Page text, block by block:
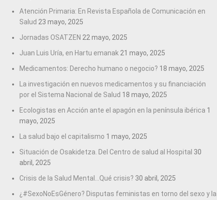
Atención Primaria: En Revista Española de Comunicación en
Salud 23 mayo, 2025
Jornadas OSATZEN 22 mayo, 2025
Juan Luis Uría, en Hartu emanak 21 mayo, 2025
Medicamentos: Derecho humano o negocio? 18 mayo, 2025
La investigación en nuevos medicamentos y su financiación
por el Sistema Nacional de Salud 18 mayo, 2025
Ecologistas en Acción ante el apagón en la península ibérica 1
mayo, 2025
La salud bajo el capitalismo 1 mayo, 2025
Situación de Osakidetza. Del Centro de salud al Hospital 30
abril, 2025
Crisis de la Salud Mental…Qué crisis? 30 abril, 2025
¿#SexoNoEsGénero? Disputas feministas en torno del sexo y la